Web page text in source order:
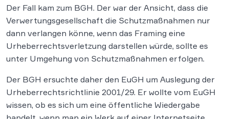
Der Fall kam zum BGH. Der war der Ansicht, dass die
Verwertungsgesellschaft die Schutzmaßnahmen nur
dann verlangen könne, wenn das Framing eine
Urheberrechtsverletzung darstellen würde, sollte es
unter Umgehung von Schutzmaßnahmen erfolgen.
Der BGH ersuchte daher den EuGH um Auslegung der
Urheberrechtsrichtlinie 2001/29. Er wollte vom EuGH
wissen, ob es sich um eine öffentliche Wiedergabe